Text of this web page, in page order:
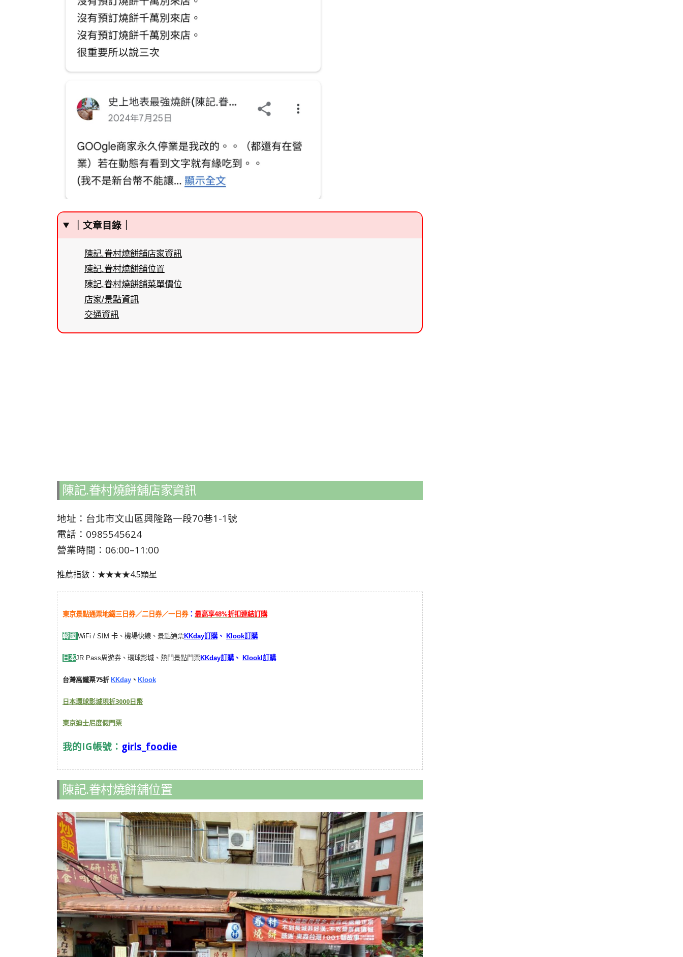
｜文章目錄｜
陳記.眷村燒餅舖店家資訊
陳記.眷村燒餅舖位置
陳記.眷村燒餅舖菜單價位
店家/景點資訊
交通資訊
陳記.眷村燒餅舖店家資訊
地址：台北市文山區興隆路一段70巷1-1號
電話：0985545624
營業時間：06:00–11:00
推薦指數：★★★★4.5顆星
東京景點通票地鐵三日券／二日券／一日券： 最高享48%折扣連結訂購
韓國 WiFi / SIM 卡、機場快線、景點通票KKday訂購、 Klook訂購
日本JR Pass周遊券、環球影城、熱門景點門票KKday訂購、 KlookI訂購
台灣高鐵票75折 KKday 、 Klook
日本環球影城現折3000日幣
東京迪士尼度假門票
我的IG帳號： girls_foodie
陳記.眷村燒餅舖位置